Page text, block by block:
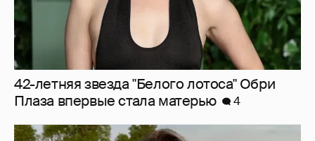
42-летняя звезда "Белого лотоса" Обри
Плаза впервые стала матерью
4